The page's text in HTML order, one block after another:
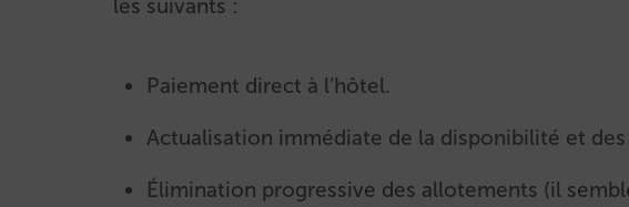
les suivants :
Paiement direct à l’hôtel.
Actualisation immédiate de la disponibilité et des
Élimination progressive des allotements (il